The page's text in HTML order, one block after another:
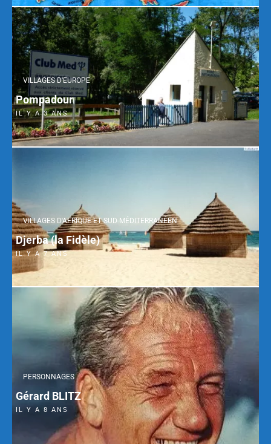
VILLAGES D'EUROPE
Pompadour
IL Y A 3 ANS
VILLAGES D'AFRIQUE ET SUD MÉDITERRANÉEN
Djerba (la Fidèle)
IL Y A 7 ANS
PERSONNAGES
Gérard BLITZ
IL Y A 8 ANS